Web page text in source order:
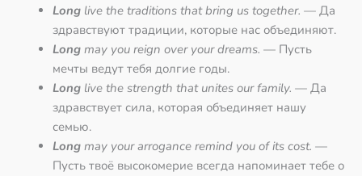
Long live the traditions that bring us together. — Да
здравствуют традиции, которые нас объединяют.
Long may you reign over your dreams. — Пусть
мечты ведут тебя долгие годы.
Long live the strength that unites our family. — Да
здравствует сила, которая объединяет нашу
семью.
Long may your arrogance remind you of its cost. —
Пусть твоё высокомерие всегда напоминает тебе о